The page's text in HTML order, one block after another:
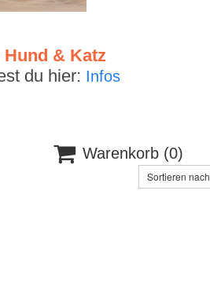
& Katz
du hier: Infos
 Warenkorb (0)
Sortieren nach